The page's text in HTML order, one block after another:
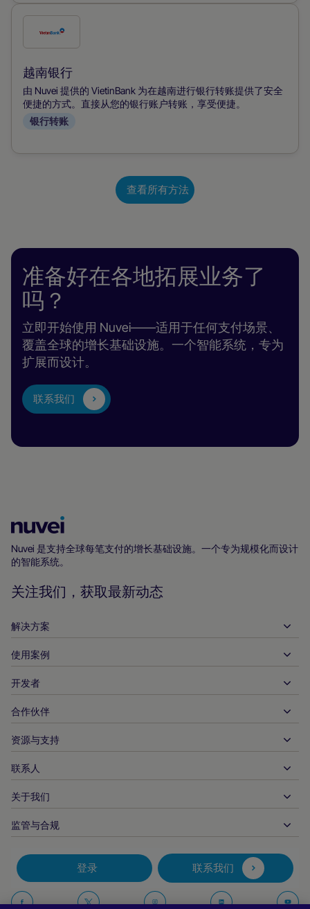
选
此
付
款
方
越南银行
由 Nuvei 提供的 VietinBank 为在越南进行银行转账提供了安全
便捷的方式。直接从您的银行账户转账，享受便捷。
银行转账
查看所有方法
准备好在各地拓展业务了
吗？
立即开始使用 Nuvei——适用于任何支付场景、
覆盖全球的增长基础设施。一个智能系统，专为
扩展而设计。
联系我们
主
Nuvei 是支持全球每笔支付的增长基础设施。一个专为规模化而设计
的智能系统。
关注我们，获取最新动态
解决方案
入账
支出
全球收单
实时支付
发布
付款方式
APM
欺诈与风险管理
拒付解决方案
使用案例
接待服务
汽车
企业对企业
金融服务
政府付款
旅行与交通
独立软件供货商
加密货币平台与兑换
市场
开发者
开发者工具
API 参考文件
文件资料中心
合作伙伴
与我们合作
合作伙伴产品和解决方案
技术合作伙伴
合作伙伴 DNA
合作伙伴见解
资源与支持
客户支持
商家资源
行业报告
联系人
商户销售咨询
首席执行官办公室
公司信息
推荐商户计划
关于我们
业务概况
案例研究
博客
监管与合规
无障碍声明
反现代奴隶制报告（英国）
反现代奴隶制报告（加拿大）
登录 联系我们